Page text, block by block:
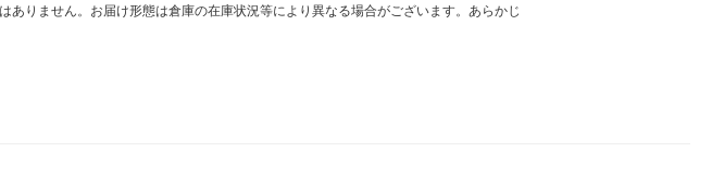
りません。お届け形態は倉庫の在庫状況等により異なる場合がございます。あらかじ